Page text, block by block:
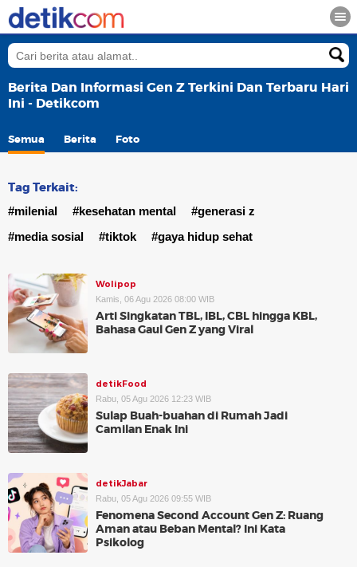
Berita Dan Informasi Gen Z Terkini Dan Terbaru Hari
Ini - Detikcom
Semua Berita Foto
Tag Terkait:
#milenial #kesehatan mental
#generasi z
#media sosial
#tiktok #gaya hidup sehat
Wolipop
Kamis, 06 Agu 2026 08:00 WIB
Arti Singkatan TBL, IBL, CBL hingga KBL,
Bahasa Gaul Gen Z yang Viral
detikFood
Rabu, 05 Agu 2026 12:23 WIB
Sulap Buah-buahan di Rumah Jadi
Camilan Enak Ini
detikJabar
Rabu, 05 Agu 2026 09:55 WIB
Fenomena Second Account Gen Z: Ruang
Aman atau Beban Mental? Ini Kata
Psikolog